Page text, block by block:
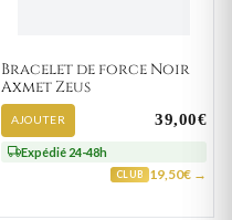
Bracelet de force Noir
Axmet Zeus
AJOUTER 39,00€
Expédié 24-48h
CLUB 19,50€ →